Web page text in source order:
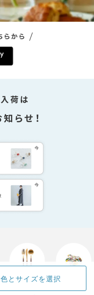
色とサイズを選択